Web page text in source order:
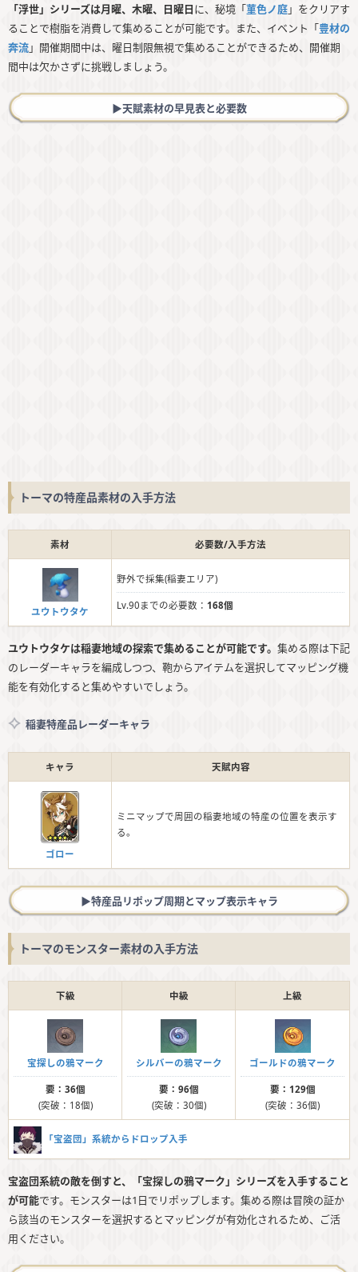
「浮世」シリーズは月曜、木曜、日曜日に、秘境「菫色ノ庭」をクリアす
ることで樹脂を消費して集めることが可能です。また、イベント「豊材の
奔流」開催期間中は、曜日制限無視で集めることができるため、開催期
間中は欠かさずに挑戦しましょう。
▶︎天賦素材の早見表と必要数
トーマの特産品素材の入手方法
素材 必要数/入手方法
ユウトウタケ
野外で採集(稲妻エリア)
Lv.90までの必要数： 168個
ユウトウタケは稲妻地域の探索で集めることが可能です。 集める際は下記
のレーダーキャラを編成しつつ、鞄からアイテムを選択してマッピング機
能を有効化すると集めやすいでしょう。
稲妻特産品レーダーキャラ
キャラ 天賦内容
ゴロー
ミニマップで周囲の稲妻地域の特産の位置を表示す
る。
▶︎特産品リポップ周期とマップ表示キャラ
トーマのモンスター素材の入手方法
下級 中級 上級
宝探しの鴉マーク
要：36個
(突破：18個)
シルバーの鴉マーク
要：96個
(突破：30個)
ゴールドの鴉マーク
要：129個
(突破：36個)
「宝盗団」系統からドロップ入手
宝盗団系統の敵を倒すと、「宝探しの鴉マーク」シリーズを入手すること
が可能です。モンスターは1日でリポップします。集める際は冒険の証か
ら該当のモンスターを選択するとマッピングが有効化されるため、ご活
用ください。